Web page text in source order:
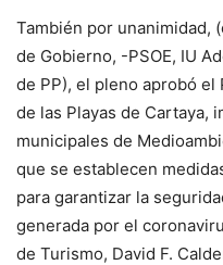
También por unanimidad,
de Gobierno, -PSOE, IU
de PP), el pleno aprobó el
de las Playas de Cartaya,
municipales de
que se establecen
para garantizar la
generada por el
de Turismo, David F.